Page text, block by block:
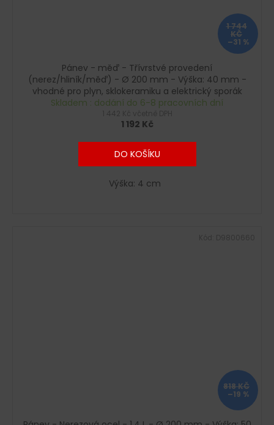
1 744
KČ
–31 %
Pánev - měď - Třívrstvé provedení
(nerez/hliník/měď) - Ø 200 mm - Výška: 40 mm -
vhodné pro plyn, sklokeramiku a elektrický sporák
Skladem : dodání do 6-8 pracovních dní
1 192 Kč
DO KOŠÍKU
Výška: 4 cm
818 KČ
–19 %